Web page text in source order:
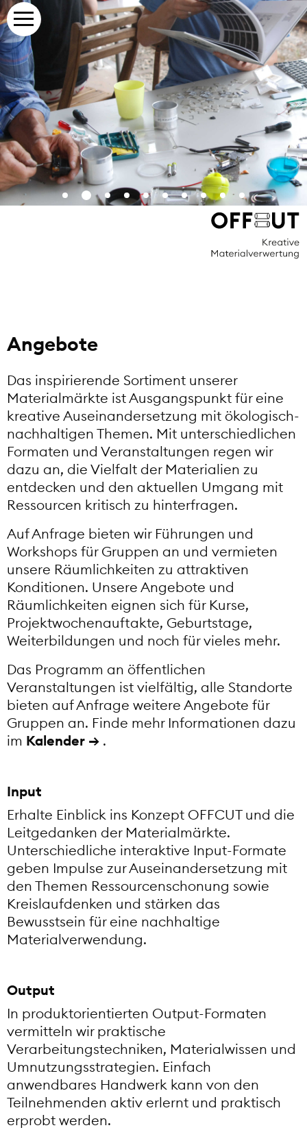
Angebote
Das inspirierende Sortiment unserer
Materialmärkte ist Ausgangspunkt für eine
kreative Auseinandersetzung mit ökologisch-
nachhaltigen Themen. Mit unterschiedlichen
Formaten und Veranstaltungen regen wir
dazu an, die Vielfalt der Materialien zu
entdecken und den aktuellen Umgang mit
Ressourcen kritisch zu hinterfragen.
Auf Anfrage bieten wir Führungen und
Workshops für Gruppen an und vermieten
unsere Räumlichkeiten zu attraktiven
Konditionen. Unsere Angebote und
Räumlichkeiten eignen sich für Kurse,
Projektwochenauftakte, Geburtstage,
Weiterbildungen und noch für vieles mehr.
Das Programm an öffentlichen
Veranstaltungen ist vielfältig, alle Standorte
bieten auf Anfrage weitere Angebote für
Gruppen an. Finde mehr Informationen dazu
im Kalender .
Input
Erhalte Einblick ins Konzept OFFCUT und die
Leitgedanken der Materialmärkte.
Unterschiedliche interaktive Input-Formate
geben Impulse zur Auseinandersetzung mit
den Themen Ressourcenschonung sowie
Kreislaufdenken und stärken das
Bewusstsein für eine nachhaltige
Materialverwendung.
Output
In produktorientierten Output-Formaten
vermitteln wir praktische
Verarbeitungstechniken, Materialwissen und
Umnutzungsstrategien. Einfach
anwendbares Handwerk kann von den
Teilnehmenden aktiv erlernt und praktisch
erprobt werden.